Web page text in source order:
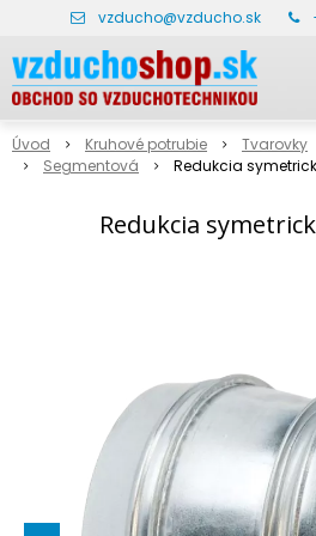
vzducho@vzducho.sk
Úvod Kruhové potrubie Tvarovky
Segmentová
Redukcia
Redukcia